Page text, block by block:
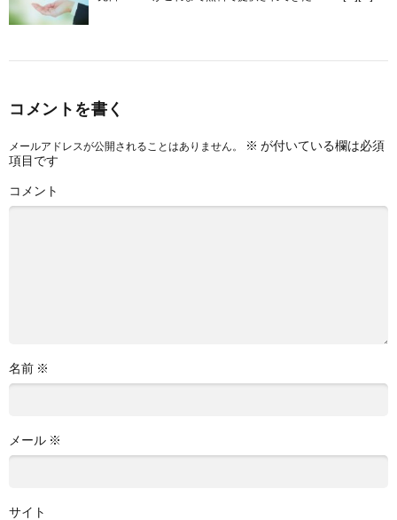
コメントを書く
メールアドレスが公開されることはありません。 ※ が付いている欄は必須
項目です
コメント
名前 ※
メール ※
サイト